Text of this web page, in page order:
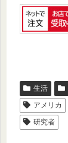
生活
アメリカ
研究者